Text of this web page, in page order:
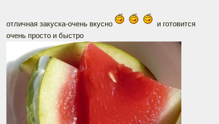
отличная закуска-очень вкусно
и готовится
очень просто и быстро